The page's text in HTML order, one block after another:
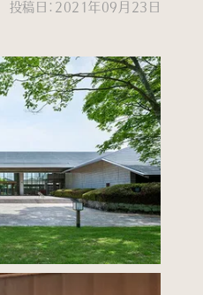
投稿日：2021年09月23日